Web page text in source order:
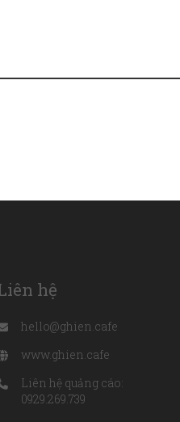
hệ
hello@ghien.cafe
www.ghien.cafe
Liên hệ quảng cáo:
0929.269.739